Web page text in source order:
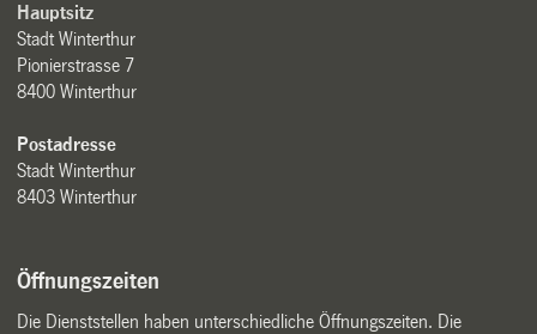
Hauptsitz
Stadt Winterthur
Pionierstrasse 7
8400 Winterthur
Postadresse
Stadt Winterthur
8403 Winterthur
Öffnungszeiten
Die Dienststellen haben unterschiedliche Öffnungszeiten. Die